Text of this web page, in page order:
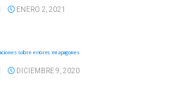
ENERO 2, 2021
sobre errores en apagones
DICIEMBRE 9, 2020